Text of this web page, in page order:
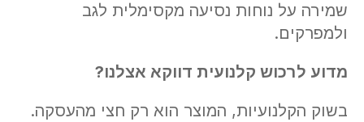
שמירה על נוחות נסיעה מקסימלית לגב
ולמפרקים.
מדוע לרכוש קלנועית דווקא אצלנו?
בשוק הקלנועיות, המוצר הוא רק חצי מהעסקה.